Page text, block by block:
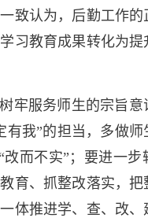
致认为，后勤工作的
习教育成果转化为提
牢服务师生的宗旨意
我”的担当，多做师
而不实”；要进一步
育、抓整改落实，把
体推进学、查、改、